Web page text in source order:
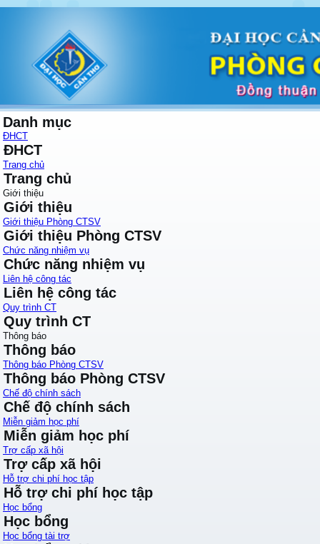
Danh mục
ĐHCT
ĐHCT
Trang chủ
Trang chủ
Giới thiệu
Giới thiệu
Giới thiệu Phòng CTSV
Giới thiệu Phòng CTSV
Chức năng nhiệm vụ
Chức năng nhiệm vụ
Liên hệ công tác
Liên hệ công tác
Quy trình CT
Quy trình CT
Thông báo
Thông báo
Thông báo Phòng CTSV
Thông báo Phòng CTSV
Chế độ chính sách
Chế độ chính sách
Miễn giảm học phí
Miễn giảm học phí
Trợ cấp xã hội
Trợ cấp xã hội
Hỗ trợ chi phí học tập
Hỗ trợ chi phí học tập
Học bổng
Học bổng
Học bổng tài trợ